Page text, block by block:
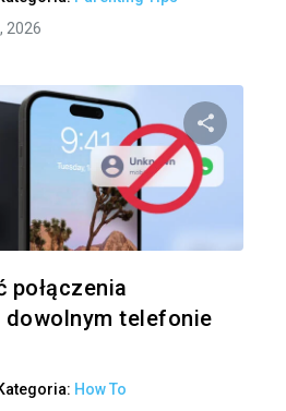
2026
połączenia
dowolnym telefonie
How To